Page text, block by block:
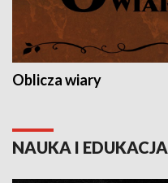
Oblicza wiary
NAUKA I EDUKACJA